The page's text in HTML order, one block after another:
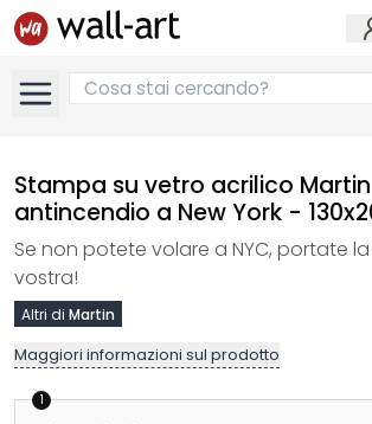
Stampa su vetro acrilico
antincendio a New York -
Se non potete volare a NYC, portate
vostra!
Altri di Martin
Maggiori informazioni sul prodotto
1